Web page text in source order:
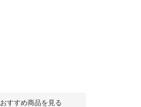
おすすめ商品を見る